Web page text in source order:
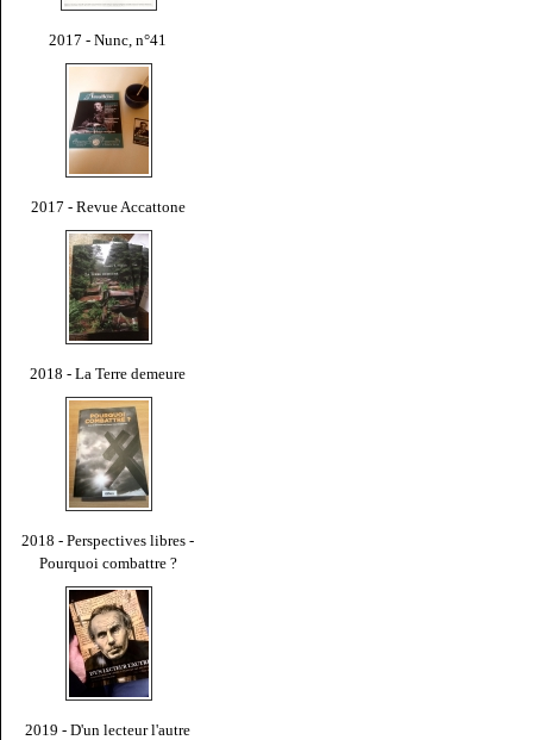
2017 - Nunc, n°41
2017 - Revue Accattone
2018 - La Terre demeure
2018 - Perspectives libres -
Pourquoi combattre ?
2019 - D'un lecteur l'autre